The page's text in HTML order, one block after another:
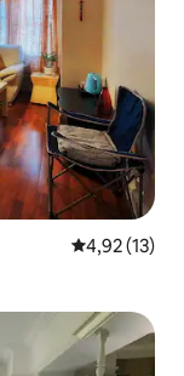
4,92 de uma
4,92 (13)